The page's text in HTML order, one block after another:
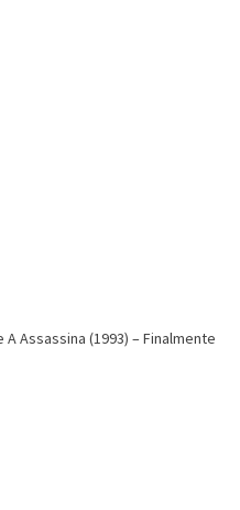
A Assassina (1993) – Finalmente